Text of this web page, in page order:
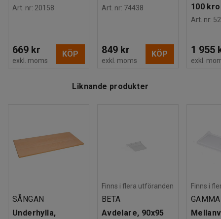
Art. nr: 20158
669 kr
exkl. moms
KÖP
Art. nr: 74438
849 kr
exkl. moms
KÖP
100
Art. nr:
1 955
exkl.
Liknande produkter
SÅNGAN
Underhylla,
Finns i flera utföranden
BETA
Avdelare, 90x95
Finns i
GAMMA